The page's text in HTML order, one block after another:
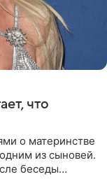
что
о материнстве
из сыновей.
беседы